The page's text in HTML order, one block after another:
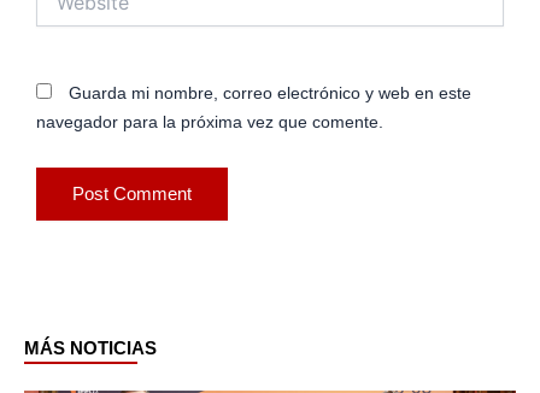
Guarda mi nombre, correo electrónico y web en este
navegador para la próxima vez que comente.
MÁS NOTICIAS